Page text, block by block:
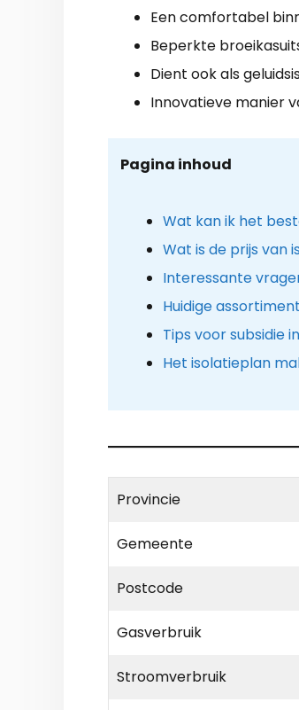
Een comfortabel
Beperkte
Dient ook als
Innovatieve manier
Pagina inhoud
Wat kan ik het
Wat is de prijs van
Interessante
Huidige
Tips voor subsidie
Het isolatieplan
Provincie
Gemeente
Postcode
Gasverbruik
Stroomverbruik